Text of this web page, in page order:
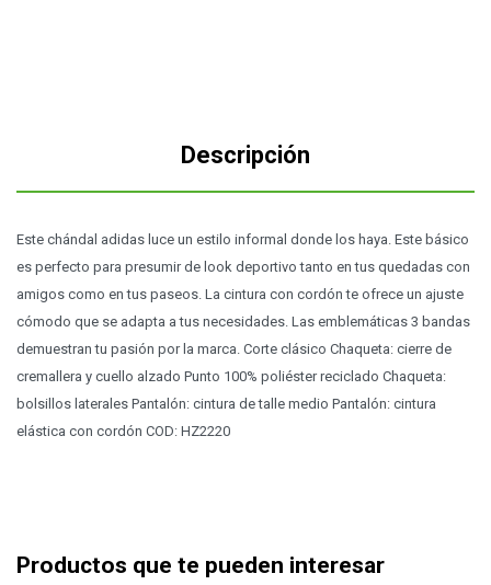
Descripción
Este chándal adidas luce un estilo informal donde los haya. Este básico
es perfecto para presumir de look deportivo tanto en tus quedadas con
amigos como en tus paseos. La cintura con cordón te ofrece un ajuste
cómodo que se adapta a tus necesidades. Las emblemáticas 3 bandas
demuestran tu pasión por la marca. Corte clásico Chaqueta: cierre de
cremallera y cuello alzado Punto 100% poliéster reciclado Chaqueta:
bolsillos laterales Pantalón: cintura de talle medio Pantalón: cintura
elástica con cordón COD: HZ2220
Productos que te pueden interesar